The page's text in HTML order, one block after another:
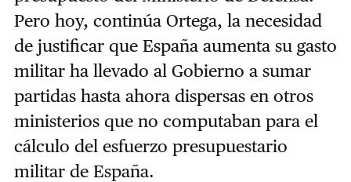
Pero hoy, continúa Ortega, la necesidad
de justificar que España aumenta su gasto
militar ha llevado al Gobierno a sumar
partidas hasta ahora dispersas en otros
ministerios que no computaban para el
cálculo del esfuerzo presupuestario
militar de España.